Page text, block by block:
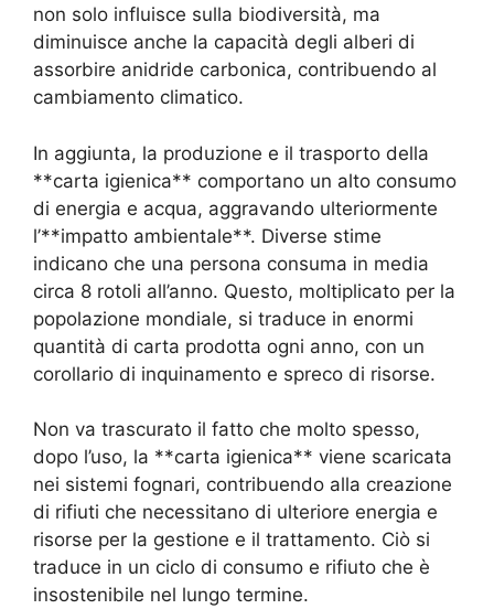
non solo influisce sulla biodiversità, ma
diminuisce anche la capacità degli alberi di
assorbire anidride carbonica, contribuendo al
cambiamento climatico.
In aggiunta, la produzione e il trasporto della
**carta igienica** comportano un alto consumo
di energia e acqua, aggravando ulteriormente
l’**impatto ambientale**. Diverse stime
indicano che una persona consuma in media
circa 8 rotoli all’anno. Questo, moltiplicato per la
popolazione mondiale, si traduce in enormi
quantità di carta prodotta ogni anno, con un
corollario di inquinamento e spreco di risorse.
Non va trascurato il fatto che molto spesso,
dopo l’uso, la **carta igienica** viene scaricata
nei sistemi fognari, contribuendo alla creazione
di rifiuti che necessitano di ulteriore energia e
risorse per la gestione e il trattamento. Ciò si
traduce in un ciclo di consumo e rifiuto che è
insostenibile nel lungo termine.